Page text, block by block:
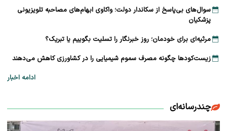
سوال‌های بی‌پاسخ از سکاندار دولت؛ واکاوی ابهام‌های مصاحبه تلویزیونی
پزشکیان
مرثیه‌ای برای خودمان؛ روز خبرنگار را تسلیت بگوییم یا تبریک؟
زیست‌کودها چگونه مصرف سموم شیمیایی را در کشاورزی کاهش می‌دهند
ادامه اخبار
چندرسانه‌ای